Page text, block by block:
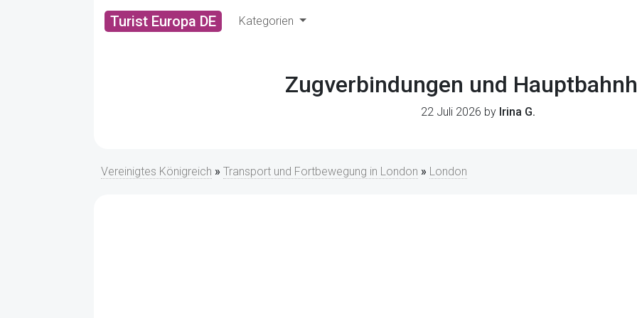
Turist Europa DE Kategorien
Zugverbindungen und
22 Juli 2026 by Irina G.
Vereinigtes Königreich » Transport und Fortbewegung in London » London